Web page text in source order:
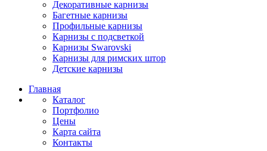
Декоративные карнизы
Багетные карнизы
Профильные карнизы
Карнизы с подсветкой
Карнизы Swarovski
Карнизы для римских штор
Детские карнизы
Главная
Каталог
Портфолио
Цены
Карта сайта
Контакты